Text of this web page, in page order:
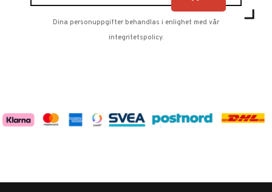
Dina personuppgifter behandlas i enlighet med vår
integritetspolicy.